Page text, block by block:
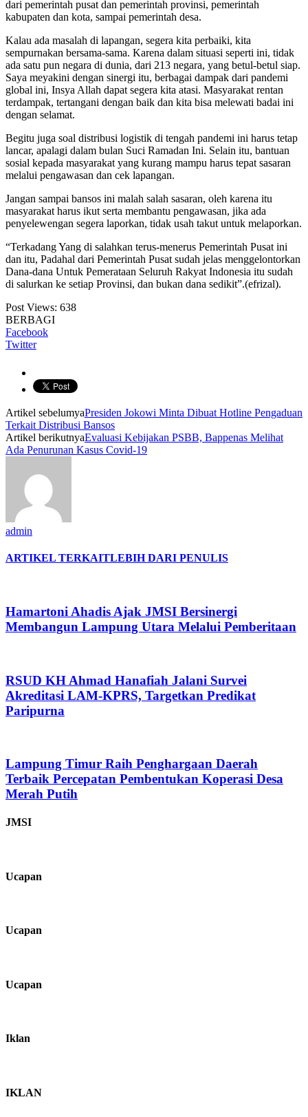
dari pemerintah pusat dan pemerintah provinsi, pemerintah
kabupaten dan kota, sampai pemerintah desa.
Kalau ada masalah di lapangan, segera kita perbaiki, kita
sempurnakan bersama-sama. Karena dalam situasi seperti ini, tidak
ada satu pun negara di dunia, dari 213 negara, yang betul-betul siap.
Saya meyakini dengan sinergi itu, berbagai dampak dari pandemi
global ini, Insya Allah dapat segera kita atasi. Masyarakat rentan
terdampak, tertangani dengan baik dan kita bisa melewati badai ini
dengan selamat.
Begitu juga soal distribusi logistik di tengah pandemi ini harus tetap
lancar, apalagi dalam bulan Suci Ramadan Ini. Selain itu, bantuan
sosial kepada masyarakat yang kurang mampu harus tepat sasaran
melalui pengawasan dan cek lapangan.
Jangan sampai bansos ini malah salah sasaran, oleh karena itu
masyarakat harus ikut serta membantu pengawasan, jika ada
penyelewengan segera laporkan, tidak usah takut untuk melaporkan.
“Terkadang Yang di salahkan terus-menerus Pemerintah Pusat ini
dan itu, Padahal dari Pemerintah Pusat sudah jelas menggelontorkan
Dana-dana Untuk Pemerataan Seluruh Rakyat Indonesia itu sudah
di salurkan ke setiap Provinsi, dan bukan dana sedikit”.(efrizal).
Post Views: 638
BERBAGI
Facebook
Twitter
Artikel sebelumyaPresiden Jokowi Minta Dibuat Hotline Pengaduan
Terkait Distribusi Bansos
Artikel berikutnyaEvaluasi Kebijakan PSBB, Bappenas Melihat
Ada Penurunan Kasus Covid-19
admin
ARTIKEL TERKAITLEBIH DARI PENULIS
Hamartoni Ahadis Ajak JMSI Bersinergi
Membangun Lampung Utara Melalui Pemberitaan
RSUD KH Ahmad Hanafiah Jalani Survei
Akreditasi LAM-KPRS, Targetkan Predikat
Paripurna
Lampung Timur Raih Penghargaan Daerah
Terbaik Percepatan Pembentukan Koperasi Desa
Merah Putih
JMSI
Ucapan
Ucapan
Ucapan
Iklan
IKLAN